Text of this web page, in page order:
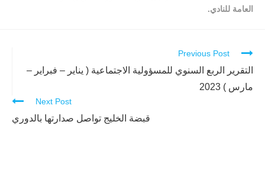
العامة للنادي.
Continue
Reading
Previous Post
التقرير الربع السنوي للمسؤولية الاجتماعية ( يناير – فبراير –
مارس ) 2023
Next Post
قبضة الخليج تواصل صدارتها بالدوري